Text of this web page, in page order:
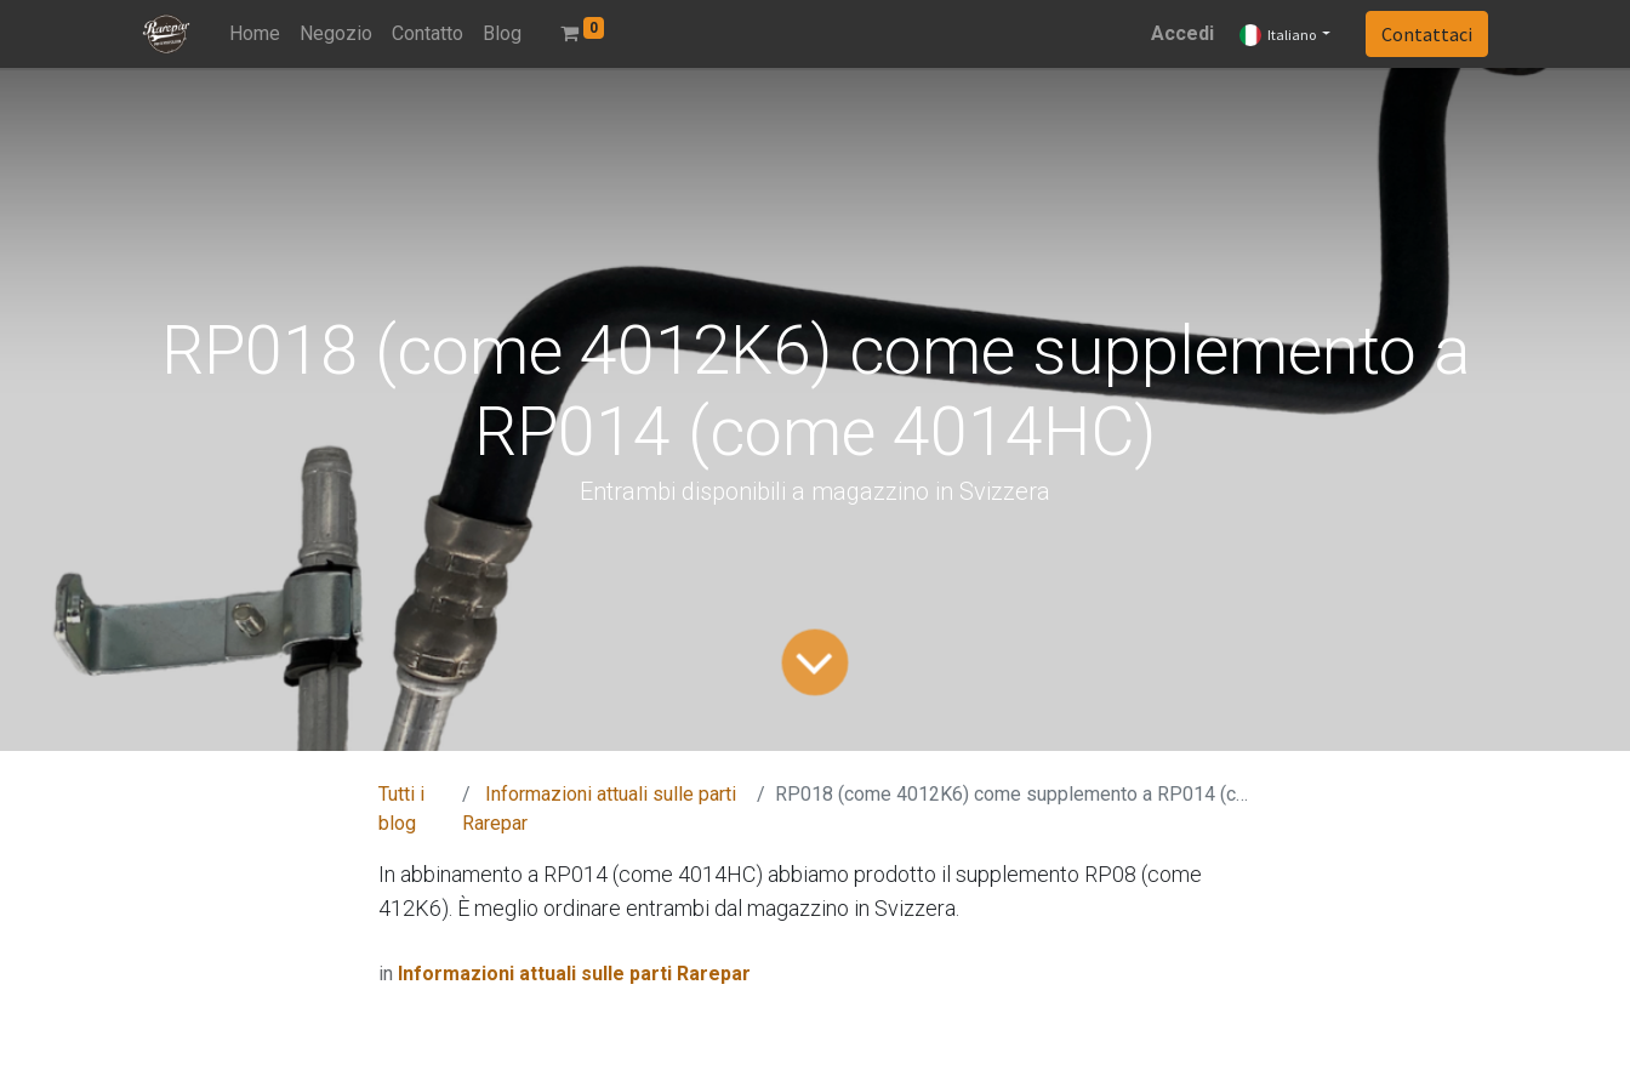
Home Negozio Contatto Blog 0 Accedi Italiano Contattaci
RP018 (come 4012K6) come supplemento a
RP014 (come 4014HC)
Entrambi disponibili a magazzino in Svizzera
Tutti i
blog
Informazioni attuali sulle parti
Rarepar
RP018 (come 4012K6) come supplemento a RP014 (come 4014HC)
In abbinamento a RP014 (come 4014HC) abbiamo prodotto il supplemento RP08 (come
412K6). È meglio ordinare entrambi dal magazzino in Svizzera.
in Informazioni attuali sulle parti Rarepar